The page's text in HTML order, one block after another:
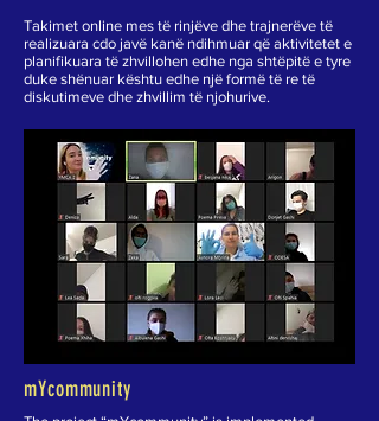
Takimet online mes të rinjëve dhe trajnerëve të
realizuara cdo javë kanë ndihmuar që aktivitetet e
planifikuara të zhvillohen edhe nga shtëpitë e tyre
duke shënuar kështu edhe një formë të re të
diskutimeve dhe zhvillim të njohurive.
mYcommunity